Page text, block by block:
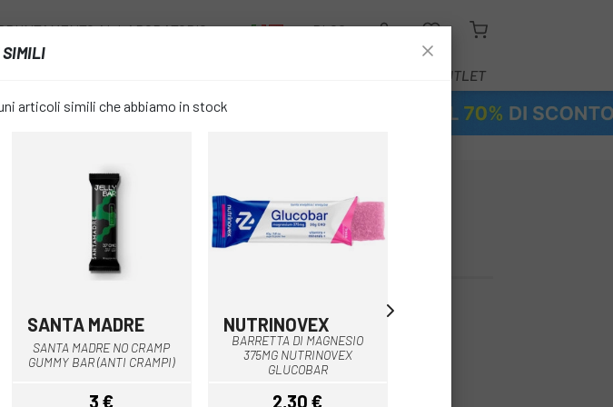
AL LABORATORIO BLOG
OUTLET
BARRITA SANTA MADRE
BARRETTE DI AVENA
COLORE: Multiplo
SIMILI
articoli simili che abbiamo in stock
SANTA MADRE
SANTA MADRE NO CRAMP
GUMMY BAR (ANTI CRAMPI)
3 €
NUTRINOVEX
BARRETTA DI MAGNESIO
375MG NUTRINOVEX
GLUCOBAR
2,30 €